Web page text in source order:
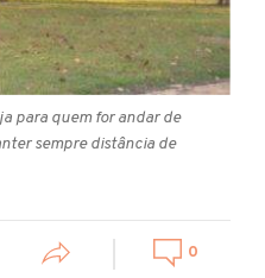
para quem for andar de
sempre distância de
0